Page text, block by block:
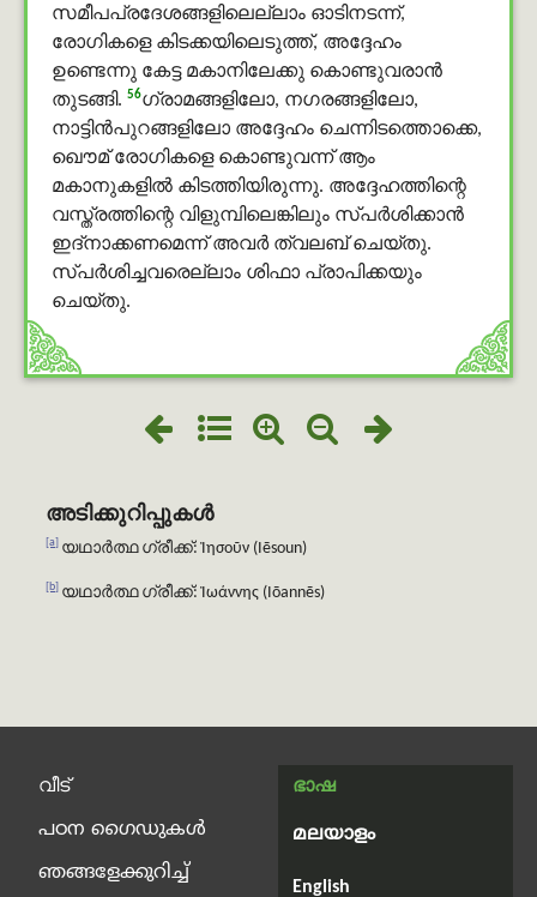
സമീപപ്രദേശങ്ങളിലെല്ലാം ഓടിനടന്ന്,
രോഗികളെ കിടക്കയിലെടുത്ത്, അദ്ദേഹം
ഉണ്ടെന്നു കേട്ട മകാനിലേക്കു കൊണ്ടുവരാന്‍
തുടങ്ങി. 56ഗ്രാമങ്ങളിലോ, നഗരങ്ങളിലോ,
നാട്ടിന്‍പുറങ്ങളിലോ അദ്ദേഹം ചെന്നിടത്തൊക്കെ,
ഖൌമ് രോഗികളെ കൊണ്ടുവന്ന് ആം
മകാനുകളില്‍ കിടത്തിയിരുന്നു. അദ്ദേഹത്തിന്റെ
വസ്ത്രത്തിന്റെ വിളുമ്പിലെങ്കിലും സ്പര്‍ശിക്കാന്‍
ഇദ്നാക്കണമെന്ന് അവര്‍ ത്വലബ് ചെയ്തു.
സ്പര്‍ശിച്ചവരെല്ലാം ശിഫാ പ്രാപിക്കയും
ചെയ്തു.
അടിക്കുറിപ്പുകൾ
[a] യഥാർത്ഥ ഗ്രീക്ക്: Ἰησοῦν (Iēsoun)
[b] യഥാർത്ഥ ഗ്രീക്ക്: Ἰωάννης (Iōannēs)
വീട്
പഠന ഗൈഡുകൾ
ഞങ്ങളേക്കുറിച്ച്
ഭാഷ
മലയാളം
English